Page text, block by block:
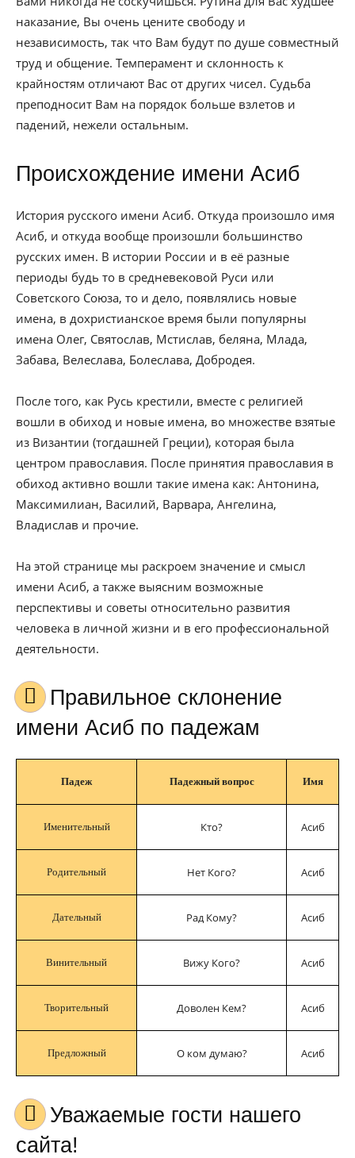
наказание, Вы очень цените свободу и
независимость, так что Вам будут по душе совместный
труд и общение. Темперамент и склонность к
крайностям отличают Вас от других чисел. Судьба
преподносит Вам на порядок больше взлетов и
падений, нежели остальным.
Происхождение имени Асиб
История русского имени Асиб. Откуда произошло имя
Асиб, и откуда вообще произошли большинство
русских имен. В истории России и в её разные
периоды будь то в средневековой Руси или
Советского Союза, то и дело, появлялись новые
имена, в дохристианское время были популярны
имена Олег, Святослав, Мстислав, беляна, Млада,
Забава, Велеслава, Болеслава, Добродея.
После того, как Русь крестили, вместе с религией
вошли в обиход и новые имена, во множестве взятые
из Византии (тогдашней Греции), которая была
центром православия. После принятия православия в
обиход активно вошли такие имена как: Антонина,
Максимилиан, Василий, Варвара, Ангелина,
Владислав и прочие.
На этой странице мы раскроем значение и смысл
имени Асиб, а также выясним возможные
перспективы и советы относительно развития
человека в личной жизни и в его профессиональной
деятельности.
Правильное склонение
имени Асиб по падежам
Падеж Падежный вопрос Имя
Именительный Кто? Асиб
Родительный Нет Кого? Асиб
Дательный Рад Кому? Асиб
Винительный Вижу Кого? Асиб
Творительный Доволен Кем? Асиб
Предложный О ком думаю? Асиб
Уважаемые гости нашего
сайта!